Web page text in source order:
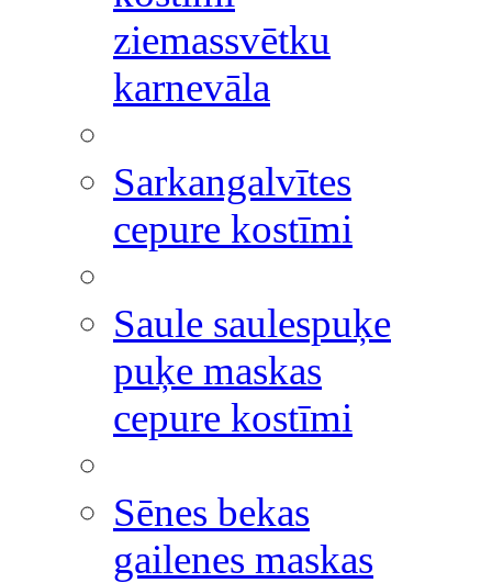
ziemassvētku
karnevāla
Sarkangalvītes
cepure kostīmi
Saule saulespuķe
puķe maskas
cepure kostīmi
Sēnes bekas
gailenes maskas